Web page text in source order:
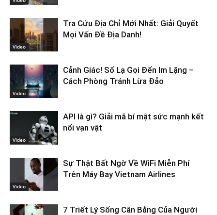
Video
Tra Cứu Địa Chỉ Mới Nhất: Giải Quyết
Mọi Vấn Đề Địa Danh!
Video
Cảnh Giác! Số Lạ Gọi Đến Im Lặng –
Cách Phòng Tránh Lừa Đảo
Video
API là gì? Giải mã bí mật sức mạnh kết
nối vạn vật
Video
Sự Thật Bất Ngờ Về WiFi Miễn Phí
Trên Máy Bay Vietnam Airlines
7 Triết Lý Sống Cân Bằng Của Người